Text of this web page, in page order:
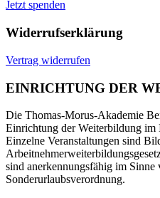
Jetzt spenden
Widerrufserklärung
Vertrag widerrufen
EINRICHTUNG DER
Die Thomas-Morus-Akademie
Einrichtung der Weiterbildung im
Einzelne Veranstaltungen sind
sind anerkennungsfähig im Sinne
Sonderurlaubsverordnung.